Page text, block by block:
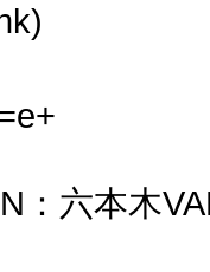
：六本木